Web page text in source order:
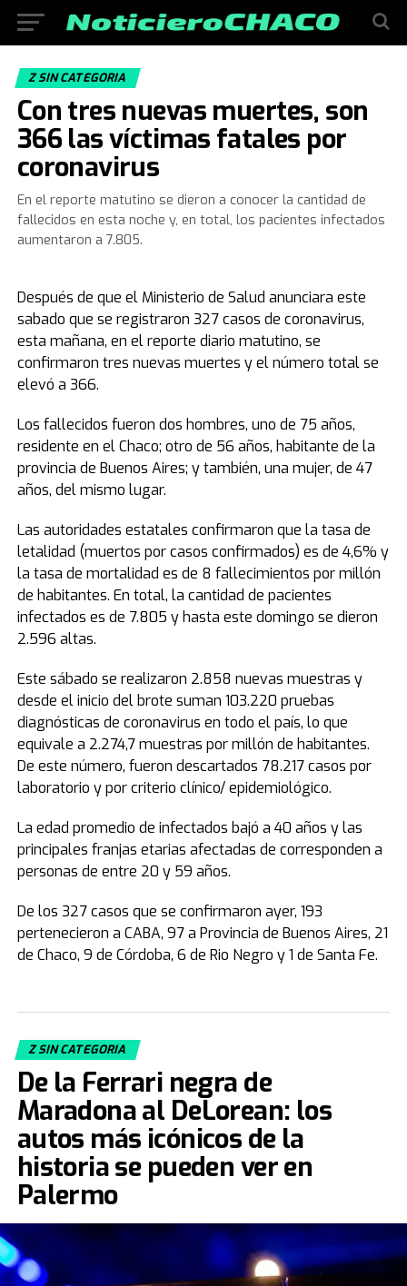
Z SIN CATEGORIA
Con tres nuevas muertes, son
366 las víctimas fatales por
coronavirus
En el reporte matutino se dieron a conocer la cantidad de
fallecidos en esta noche y, en total, los pacientes infectados
aumentaron a 7.805.
Después de que el Ministerio de Salud anunciara este
sabado que se registraron 327 casos de coronavirus,
esta mañana, en el reporte diario matutino, se
confirmaron tres nuevas muertes y el número total se
elevó a 366.
Los fallecidos fueron dos hombres, uno de 75 años,
residente en el Chaco; otro de 56 años, habitante de la
provincia de Buenos Aires; y también, una mujer, de 47
años, del mismo lugar.
Las autoridades estatales confirmaron que la tasa de
letalidad (muertos por casos confirmados) es de 4,6% y
la tasa de mortalidad es de 8 fallecimientos por millón
de habitantes. En total, la cantidad de pacientes
infectados es de 7.805 y hasta este domingo se dieron
2.596 altas.
Este sábado se realizaron 2.858 nuevas muestras y
desde el inicio del brote suman 103.220 pruebas
diagnósticas de coronavirus en todo el país, lo que
equivale a 2.274,7 muestras por millón de habitantes.
De este número, fueron descartados 78.217 casos por
laboratorio y por criterio clínico/ epidemiológico.
La edad promedio de infectados bajó a 40 años y las
principales franjas etarias afectadas de corresponden a
personas de entre 20 y 59 años.
De los 327 casos que se confirmaron ayer, 193
pertenecieron a CABA, 97 a Provincia de Buenos Aires, 21
de Chaco, 9 de Córdoba, 6 de Rio Negro y 1 de Santa Fe.
Z SIN CATEGORIA
De la Ferrari negra de
Maradona al DeLorean: los
autos más icónicos de la
historia se pueden ver en
Palermo